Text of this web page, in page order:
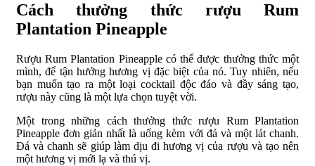
Cách thưởng thức rượu Rum
Plantation Pineapple
Rượu Rum Plantation Pineapple có thể được thưởng thức một
mình, để tận hưởng hương vị đặc biệt của nó. Tuy nhiên, nếu
bạn muốn tạo ra một loại cocktail độc đáo và đầy sáng tạo,
rượu này cũng là một lựa chọn tuyệt vời.
Một trong những cách thưởng thức rượu Rum Plantation
Pineapple đơn giản nhất là uống kèm với đá và một lát chanh.
Đá và chanh sẽ giúp làm dịu đi hương vị của rượu và tạo nên
một hương vị mới lạ và thú vị.